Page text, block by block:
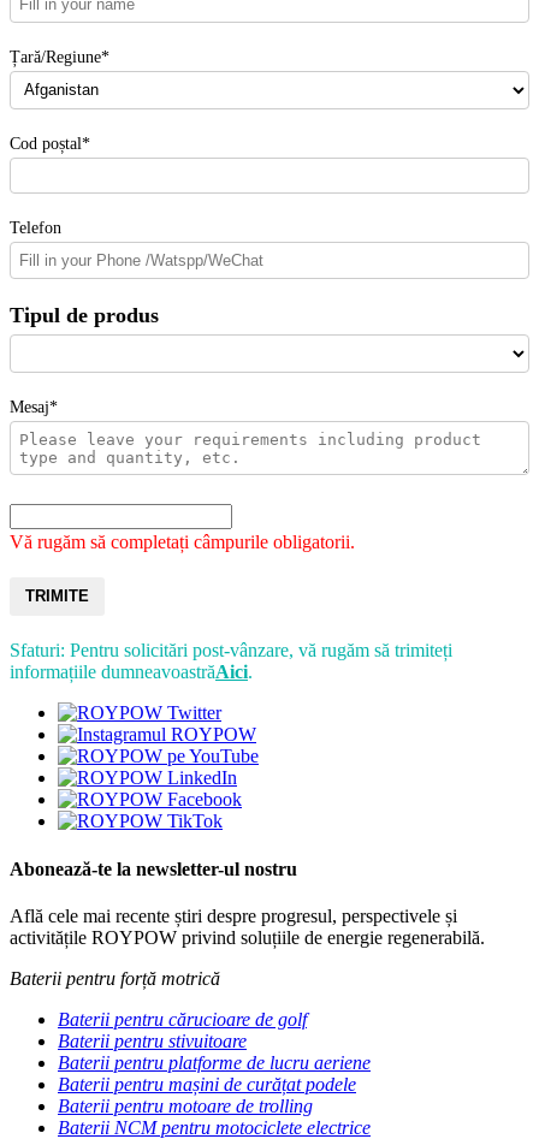
Țară/Regiune*
Cod poștal*
Telefon
Tipul de produs
Mesaj*
Vă rugăm să completați câmpurile obligatorii.
TRIMITE
Sfaturi: Pentru solicitări post-vânzare, vă rugăm să trimiteți
informațiile dumneavoastrăAici.
Abonează-te la newsletter-ul nostru
Află cele mai recente știri despre progresul, perspectivele și
activitățile ROYPOW privind soluțiile de energie regenerabilă.
Baterii pentru forță motrică
Baterii pentru cărucioare de golf
Baterii pentru stivuitoare
Baterii pentru platforme de lucru aeriene
Baterii pentru mașini de curățat podele
Baterii pentru motoare de trolling
Baterii NCM pentru motociclete electrice